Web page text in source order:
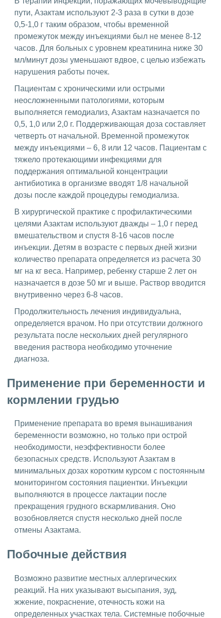
пути, Азактам используют 2-3 раза в сутки в дозе
0,5-1,0 г таким образом, чтобы временной
промежуток между инъекциями был не менее 8-12
часов. Для больных с уровнем креатинина ниже 30
мл/минут дозы уменьшают вдвое, с целью избежать
нарушения работы почек.
Пациентам с хроническими или острыми
неосложненными патологиями, которым
выполняется гемодиализ, Азактам назначается по
0,5, 1,0 или 2,0 г. Поддерживающая доза составляет
четверть от начальной. Временной промежуток
между инъекциями – 6, 8 или 12 часов. Пациентам с
тяжело протекающими инфекциями для
поддержания оптимальной концентрации
антибиотика в организме вводят 1/8 начальной
дозы после каждой процедуры гемодиализа.
В хирургической практике с профилактическими
целями Азактам используют дважды – 1,0 г перед
вмешательством и спустя 8-16 часов после
инъекции. Детям в возрасте с первых дней жизни
количество препарата определяется из расчета 30
мг на кг веса. Например, ребенку старше 2 лет он
назначается в дозе 50 мг и выше. Раствор вводится
внутривенно через 6-8 часов.
Продолжительность лечения индивидуальна,
определяется врачом. Но при отсутствии должного
результата после нескольких дней регулярного
введения раствора необходимо уточнение
диагноза.
Применение при беременности и
кормлении грудью
Применение препарата во время вынашивания
беременности возможно, но только при острой
необходимости, неэффективности более
безопасных средств. Используют Азактам в
минимальных дозах коротким курсом с постоянным
мониторингом состояния пациентки. Инъекции
выполняются в процессе лактации после
прекращения грудного вскармливания. Оно
возобновляется спустя несколько дней после
отмены Азактама.
Побочные действия
Возможно развитие местных аллергических
реакций. На них указывают высыпания, зуд,
жжение, покраснение, отечность кожи на
определенных участках тела. Системные побочные